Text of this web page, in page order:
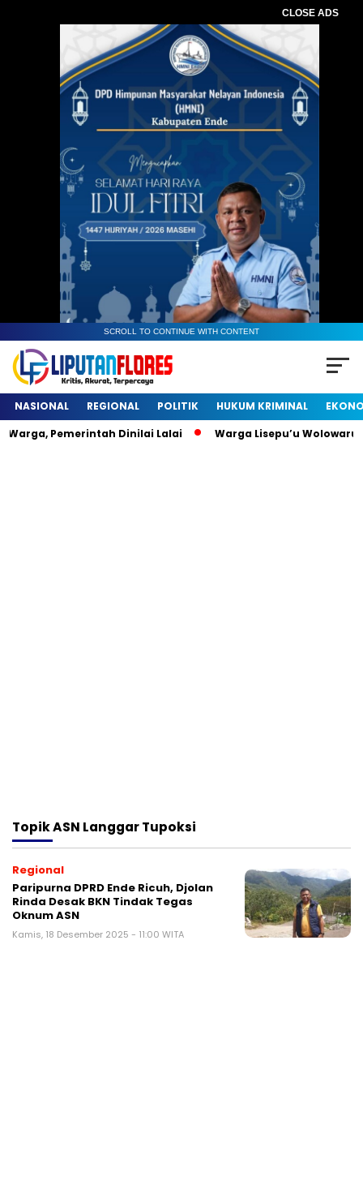
CLOSE ADS
SCROLL TO CONTINUE WITH CONTENT
NASIONAL REGIONAL POLITIK HUKUM KRIMINAL
Pemerintah Dinilai Lalai
Warga Lisepu’u
TopikASN Langgar Tupoksi
Regional
Paripurna DPRD Ende Ricuh, Djolan
Rinda Desak BKN Tindak Tegas
Oknum ASN
Kamis, 18 Desember 2025 - 11:00 WITA